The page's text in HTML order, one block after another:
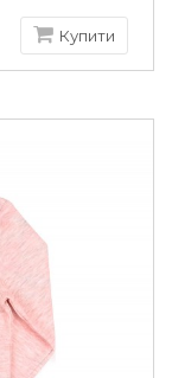
Купити